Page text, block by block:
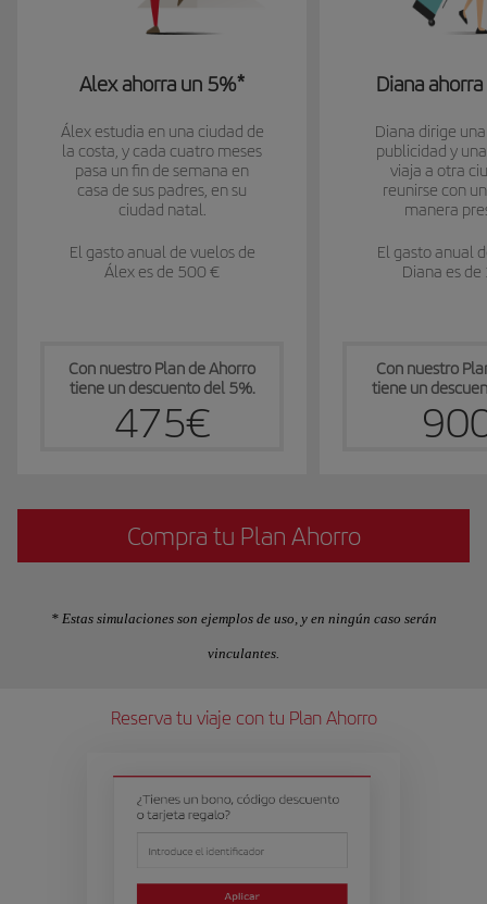
Alex ahorra un 5%*
Álex estudia en una ciudad de
la costa, y cada cuatro meses
pasa un fin de semana en
casa de sus padres, en su
ciudad natal.
El gasto anual de vuelos de
Álex es de 500 €
Con nuestro Plan de Ahorro
tiene un descuento del 5%.
475€
Diana
Diana dirige
publicidad y
viaja a otra
reunirse con
manera
El gasto anual
Diana es
Con nuestro
tiene un
Compra tu Plan Ahorro
* Estas simulaciones son ejemplos de uso, y en ningún caso serán
vinculantes.
Reserva tu viaje con tu Plan Ahorro